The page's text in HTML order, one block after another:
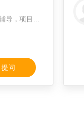
提问